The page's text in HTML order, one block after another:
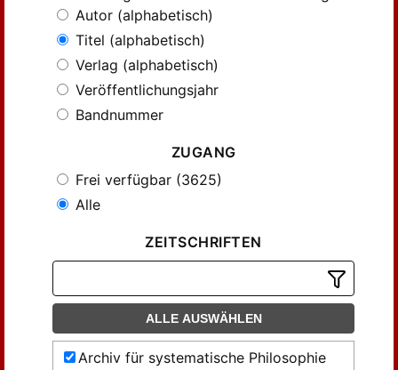
Autor (alphabetisch)
Titel (alphabetisch)
Verlag (alphabetisch)
Veröffentlichungsjahr
Bandnummer
ZUGANG
Frei verfügbar (3625)
Alle
ZEITSCHRIFTEN
ALLE AUSWÄHLEN
Archiv für systematische Philosophie